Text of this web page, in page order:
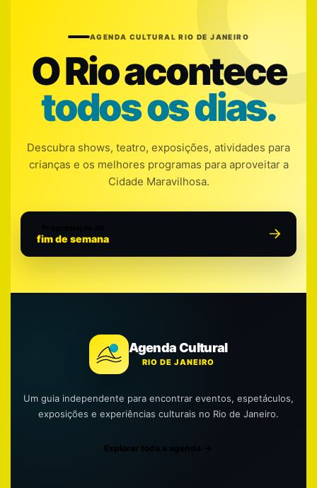
AGENDA CULTURAL RIO DE JANEIRO
O Rio acontece
todos os dias.
Descubra shows, teatro, exposições, atividades para
crianças e os melhores programas para aproveitar a
Cidade Maravilhosa.
fim de semana
Agenda Cultural
RIO DE JANEIRO
Um guia independente para encontrar eventos, espetáculos,
exposições e experiências culturais no Rio de Janeiro.
Explorar toda a agenda